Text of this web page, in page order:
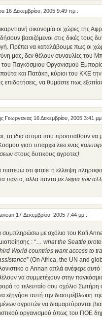
16 Δεκεμβρίου, 2005 9:49 πμ :
οικονομία οι χώρες της
βασιζόμενοι στις δικές τους
Πρέπει να καταλάβουμε πως οι
μας, δεν θέλουν συναυλίες του
του Παγκόσμιου Οργανισμού
και Πατάκη, κύριοι του ΚΚΕ
επιδοτήσεις, να θυμάστε πως
Γεωργανας 16 Δεκεμβρίου, 2005 3:41 μμ
τα ιδια ατομα που προσπαθουν να
γιατι υπαρχει λεει ενας
στους δυτικους αγροτες!
οτι φταιει η ελλειψη
παντα, αλλα παντα με λεφτα των
17 Δεκεμβρίου, 2005 7:44 μμ :
με σχόλιο του Kofi
: “… what the Seattle
World countries want access to
” (On Africa, the UN and
ο Annan απλά ανέφερε
να συμμετέχουν στην
το τελευταίο σου σχόλιο
εξηγήσει αυτή την διαστρέβλωση
αγροτών να διαμαρτύρονται
οργανισμού όπως του ΠΟΕ